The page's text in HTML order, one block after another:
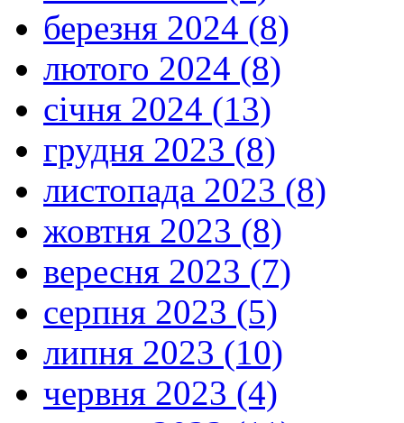
березня 2024 (8)
лютого 2024 (8)
січня 2024 (13)
грудня 2023 (8)
листопада 2023 (8)
жовтня 2023 (8)
вересня 2023 (7)
серпня 2023 (5)
липня 2023 (10)
червня 2023 (4)